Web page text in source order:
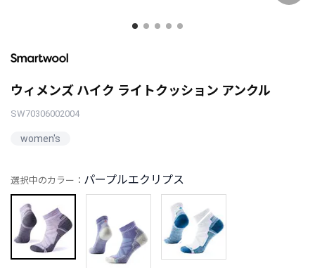
ウィメンズ ハイク ライトクッション アンクル
SW70306002004
women's
選択中のカラー： パープルエクリプス